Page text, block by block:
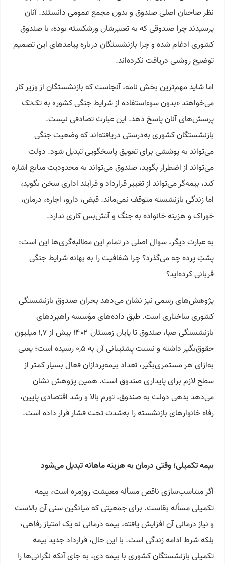
نظر صاحبان اصلی صندوق و بدون مجمع عمومی دانستند. آنان
پرسیدند چرا صندوقی که به تعبیرشان ورشکسته بوده، با صندوق
کشوری ادغام شده و چرا بازنشستگان درباره پیامدهای این تصمیم
توضیح روشنی دریافت نکرده‌اند.
اما شاید مهم‌ترین بخش نامه، آنجاست که بازنشستگان از وزیر کار
می‌خواهند «بدون سوءاستفاده از شرایط جنگی کشور» به تک‌تک
پرسش‌های آنان پاسخ دهد. این عبارت تصادفی نیست.
بازنشستگان کشوری به‌درستی دریافته‌اند که وضعیت جنگی
می‌تواند به پوششی برای تعویق پاسخگویی تبدیل شود. دولت
می‌تواند از اضطرار بگوید، صندوق می‌تواند به محدودیت منابع اشاره
کند، بیمه‌گر می‌تواند از تغییر قرارداد و فرآیند اداری سخن بگوید،
اما زندگی بازنشسته متوقف نمی‌ماند. قبض، دارو، اجاره، درمان،
خوراک و هزینه خانواده به جنگ و آتش‌بس کاری ندارد.
به عبارت دیگر، سوال اصلی در تمام این مطالبه‌گری‌ها این است:
پشتِ‌ پرده‌ چه می‌گذرد؟ چرا شفافیت را به بهانه شرایط جنگی
قربانی کرده‌اید؟
پژوهش‌های رسمی نیز نشان می‌دهد بحران صندوق بازنشستگی
کشوری ساختاری است. طبق داده‌های مؤسسه راهبردهای
بازنشستگی صبا، صندوق تا پایان زمستان ۱۴۰۲ بیش از ۱,۷ میلیون
حقوق‌بگیر داشته و نسبت پشتیبانی آن به ۰,۵ رسیده است؛ یعنی
به‌ازای هر مستمری‌بگیر، تعداد بیمه‌پردازان فعال بسیار کمتر از
سطح لازم برای پایداری صندوق است. همین پژوهش نشان
می‌دهد بدهی دولت به صندوق، تورم بالا و رشد اقتصادی پایین،
رفاه خانوارهای بازنشسته را به‌شدت تحت فشار قرار داده است.
بیمه تکمیلی؛ وقتی درمان به هزینه ماهانه تبدیل می‌شود
اگر متناسب‌سازی ناقص مسأله معیشت روزمره است، بیمه
تکمیلی مسأله بقاست. برای جمعیتی که میانگین سنی آن بالاست
و نیاز درمانی آن افزایش یافته، بیمه درمانی نه یک امتیاز رفاهی،
بلکه شرط ادامه زندگی است. با این حال، قرارداد جدید بیمه
تکمیلی بازنشستگان کشوری با بیمه دی، به جای آنکه نگرانی‌ها را